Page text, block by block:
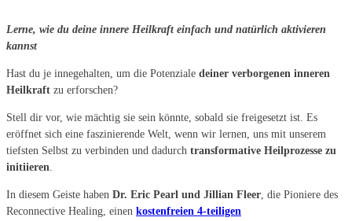
Lerne, wie du deine innere Heilkraft einfach und natürlich aktivieren
kannst
Hast du je innegehalten, um die Potenziale deiner verborgenen inneren
Heilkraft zu erforschen?
Stell dir vor, wie mächtig sie sein könnte, sobald sie freigesetzt ist. Es
eröffnet sich eine faszinierende Welt, wenn wir lernen, uns mit unserem
tiefsten Selbst zu verbinden und dadurch transformative Heilprozesse zu
initiieren.
In diesem Geiste haben Dr. Eric Pearl und Jillian Fleer, die Pioniere des
Reconnective Healing, einen kostenfreien 4-teiligen